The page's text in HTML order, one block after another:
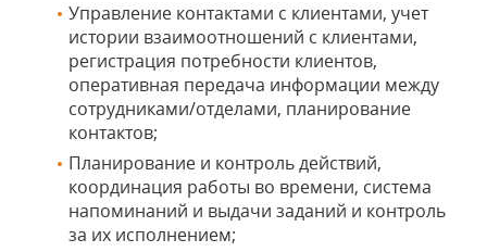
Управление контактами с клиентами, учет
истории взаимоотношений с клиентами,
регистрация потребности клиентов,
оперативная передача информации между
сотрудниками/отделами, планирование
контактов;
Планирование и контроль действий,
координация работы во времени, система
напоминаний и выдачи заданий и контроль
за их исполнением;